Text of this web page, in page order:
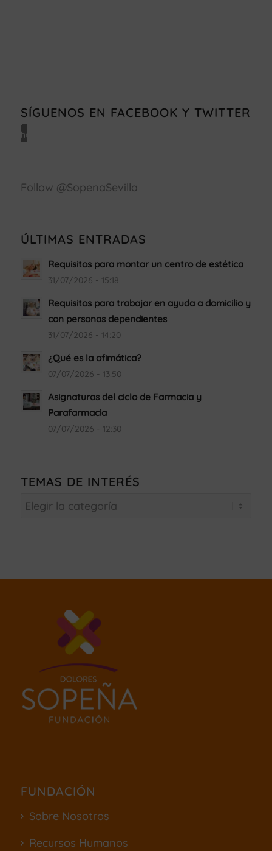
SÍGUENOS EN FACEBOOK Y TWITTER
acuerdo»
para
habilitar
cookies
Follow @SopenaSevilla
ÚLTIMAS ENTRADAS
Requisitos para montar un centro de estética
31/07/2026 - 15:18
Requisitos para trabajar en ayuda a domicilio y
con personas dependientes
31/07/2026 - 14:20
¿Qué es la ofimática?
07/07/2026 - 13:50
Asignaturas del ciclo de Farmacia y
Parafarmacia
07/07/2026 - 12:30
TEMAS DE INTERÉS
FUNDACIÓN
Sobre Nosotros
Recursos Humanos